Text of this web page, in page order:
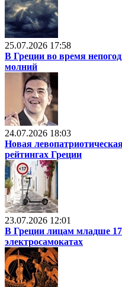
25.07.2026 17:58
В Греции во время
молний
24.07.2026 18:03
Новая
рейтингах Греции
23.07.2026 12:01
В Греции лицам младше 17
электросамокатах